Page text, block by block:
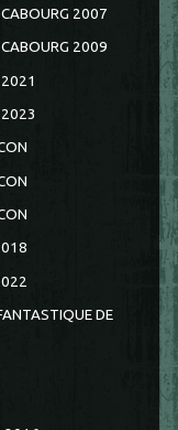
2007
2009
2021
2023
DE